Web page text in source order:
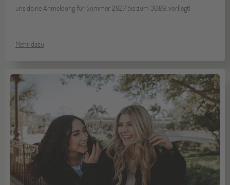
uns deine Anmeldung für Sommer 2027 bis zum 30.09. vorliegt!
Mehr dazu